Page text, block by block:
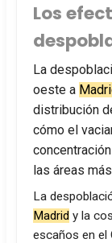
Los
La
oeste a
distribución
cómo el
las áreas
La
Madrid y la
escaños en el